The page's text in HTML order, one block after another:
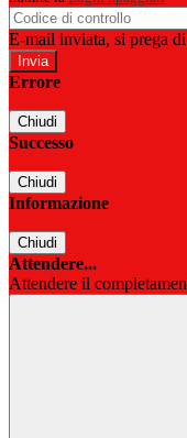
E-mail inviata, si prega
Errore
Chiudi
Successo
Chiudi
Informazione
Chiudi
Attendere...
Attendere il